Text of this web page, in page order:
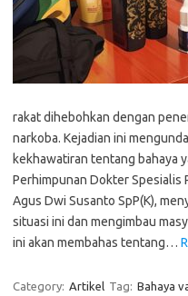
rakat dihebohkan dengan
narkoba. Kejadian ini
kekhawatiran tentang bahaya
Perhimpunan Dokter Spesialis
Agus Dwi Susanto SpP(K),
situasi ini dan mengimbau
ini akan membahas tentang…
Category: Artikel Tag: Bahaya